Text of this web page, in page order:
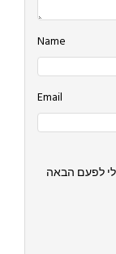
Name
Email
לפעם הבאה